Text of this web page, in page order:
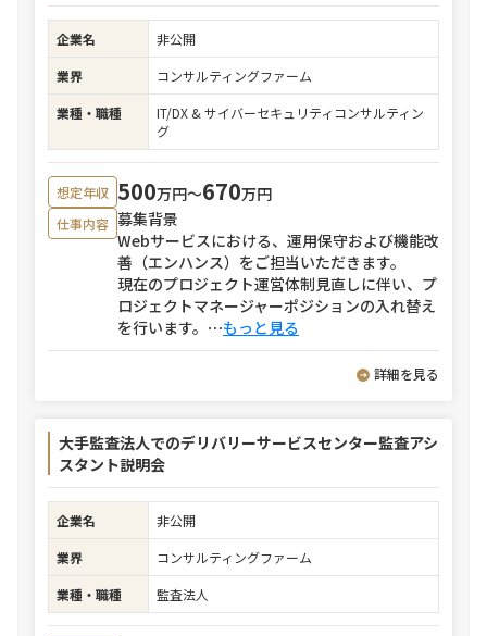
企業名
非公開
業界
コンサルティングファーム
業種・職種
IT/DX & サイバーセキュリティコンサルティン
グ
想定年収 500万円〜670万円
仕事内容 募集背景
Webサービスにおける、運用保守および機能改
善（エンハンス）をご担当いただきます。
現在のプロジェクト運営体制見直しに伴い、プ
ロジェクトマネージャーポジションの入れ替え
を行います。 ⋯もっと見る
詳細を見る
大手監査法人でのデリバリーサービスセンター監査アシ
スタント説明会
企業名
非公開
業界
コンサルティングファーム
業種・職種
監査法人